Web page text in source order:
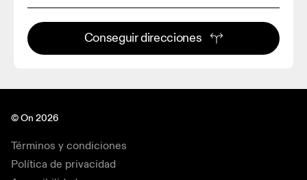
Conseguir direcciones
© On 2026
Términos y condiciones
Política de privacidad